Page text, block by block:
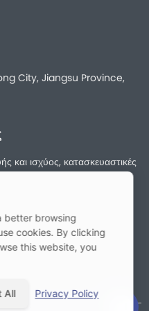
City, Jiangsu Province,
και ισχύος, κατασκευαστικές
better browsing
cookies. By clicking
this website, you
All Privacy Policy